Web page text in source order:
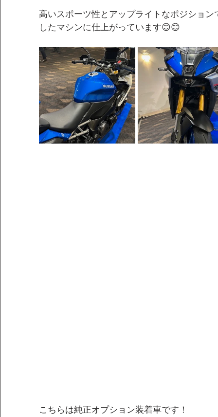
高いスポーツ性とアップライトなポジショ
したマシンに仕上がっています😊😊
こちらは純正オプション装着車です！